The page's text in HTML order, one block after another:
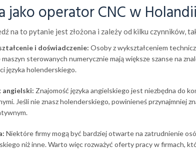
jako operator CNC w Holandii
na to pytanie jest złożona i zależy od kilku czynników,
i doświadczenie: Osoby z wykształceniem
maszyn sterowanych numerycznie mają większe szanse na
języka holenderskiego.
angielski: Znajomość języka angielskiego jest niezbędna do
Jeśli nie znasz holenderskiego, powinieneś przynajmniej
Niektóre firmy mogą być bardziej otwarte na zatrudnienie
niż inne. Warto więc rozważyć oferty pracy w firmach,